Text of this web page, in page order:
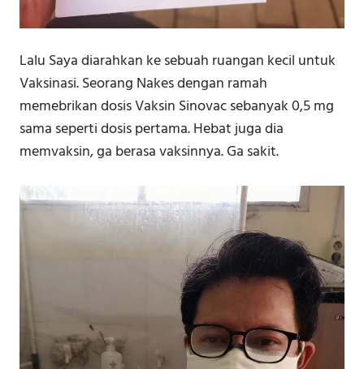
Lalu Saya diarahkan ke sebuah ruangan kecil untuk
Vaksinasi. Seorang Nakes dengan ramah
memebrikan dosis Vaksin Sinovac sebanyak 0,5 mg
sama seperti dosis pertama. Hebat juga dia
memvaksin, ga berasa vaksinnya. Ga sakit.